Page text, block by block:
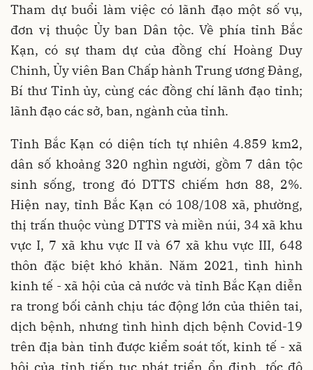
Tham dự buổi làm việc có lãnh đạo một số vụ,
đơn vị thuộc Ủy ban Dân tộc. Về phía tỉnh Bắc
Kạn, có sự tham dự của đồng chí Hoàng Duy
Chinh, Ủy viên Ban Chấp hành Trung ương Đảng,
Bí thư Tỉnh ủy, cùng các đồng chí lãnh đạo tỉnh;
lãnh đạo các sở, ban, ngành của tỉnh.
Tỉnh Bắc Kạn có diện tích tự nhiên 4.859 km2,
dân số khoảng 320 nghìn người, gồm 7 dân tộc
sinh sống, trong đó DTTS chiếm hơn 88, 2%.
Hiện nay, tỉnh Bắc Kạn có 108/108 xã, phường,
thị trấn thuộc vùng DTTS và miền núi, 34 xã khu
vực I, 7 xã khu vực II và 67 xã khu vực III, 648
thôn đặc biệt khó khăn. Năm 2021, tình hình
kinh tế - xã hội của cả nước và tỉnh Bắc Kạn diễn
ra trong bối cảnh chịu tác động lớn của thiên tai,
dịch bệnh, nhưng tình hình dịch bệnh Covid-19
trên địa bàn tỉnh được kiểm soát tốt, kinh tế - xã
hội của tỉnh tiếp tục phát triển ổn định, tốc độ